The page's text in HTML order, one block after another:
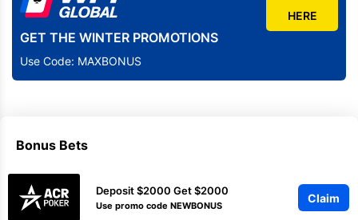
GET THE WINTER PROMOTIONS
Use Code: MAXBONUS
HERE
Bonus Bets
Deposit $2000 Get $2000
Use promo code NEWBONUS
Claim